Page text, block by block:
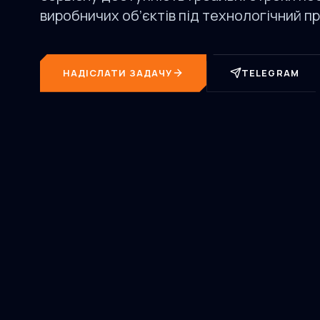
виробничих об’єктів під технологічний
НАДІСЛАТИ ЗАДАЧУ TELEGRAM